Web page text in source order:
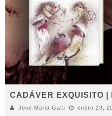
CADÁVER EXQUISITO
Jose Maria Gatti enero 29,